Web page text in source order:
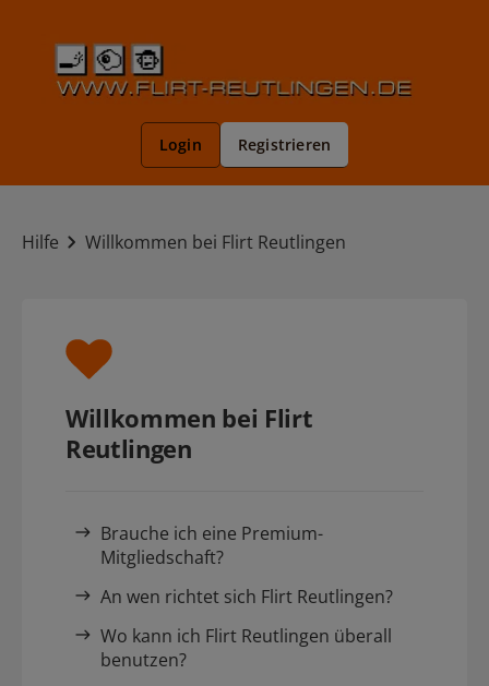
Login Registrieren
Hilfe Willkommen bei Flirt Reutlingen
Willkommen bei Flirt
Reutlingen
Brauche ich eine Premium-
Mitgliedschaft?
An wen richtet sich Flirt Reutlingen?
Wo kann ich Flirt Reutlingen überall
benutzen?